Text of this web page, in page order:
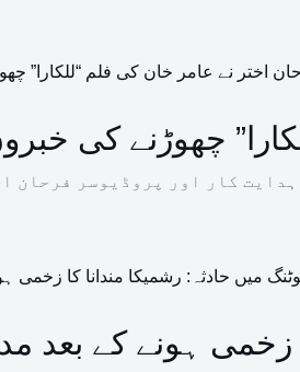
چھوڑنے کی
زخمی ہونے کے بعد